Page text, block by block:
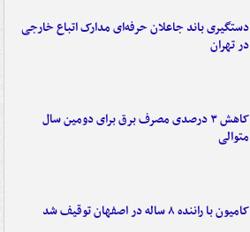
دستگیری باند جاعلان حرفه‌ای مدارک اتباع خارجی
در تهران
کاهش ۳ درصدی مصرف برق برای دومین سال
متوالی
کامیون با راننده ۸ ساله در اصفهان توقیف شد